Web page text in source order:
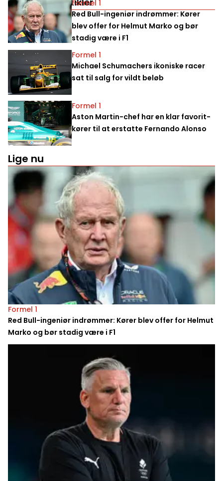
Formel 1
Red Bull-ingeniør indrømmer: Kører
blev offer for Helmut Marko og bør
stadig være i F1
Formel 1
Michael Schumachers ikoniske racer
sat til salg for vildt beløb
Formel 1
Aston Martin-chef har en klar favorit-
kører til at erstatte Fernando Alonso
Lige nu
Formel 1
Red Bull-ingeniør indrømmer: Kører blev offer for Helmut
Marko og bør stadig være i F1